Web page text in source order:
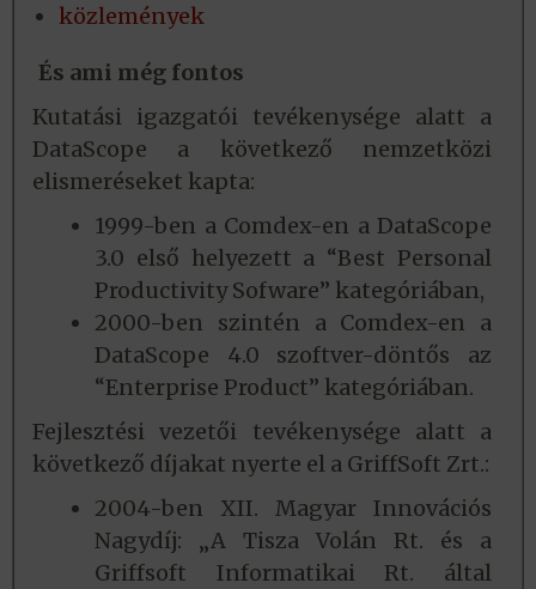
közlemények
És ami még fontos
Kutatási igazgatói tevékenysége alatt a
DataScope a következő nemzetközi
elismeréseket kapta:
1999-ben a Comdex-en a DataScope
3.0 első helyezett a “Best Personal
Productivity Sofware” kategóriában,
2000-ben szintén a Comdex-en a
DataScope 4.0 szoftver-döntős az
“Enterprise Product” kategóriában.
Fejlesztési vezetői tevékenysége alatt a
következő díjakat nyerte el a GriffSoft Zrt.:
2004-ben XII. Magyar Innovációs
Nagydíj: „A Tisza Volán Rt. és a
Griffsoft Informatikai Rt. által